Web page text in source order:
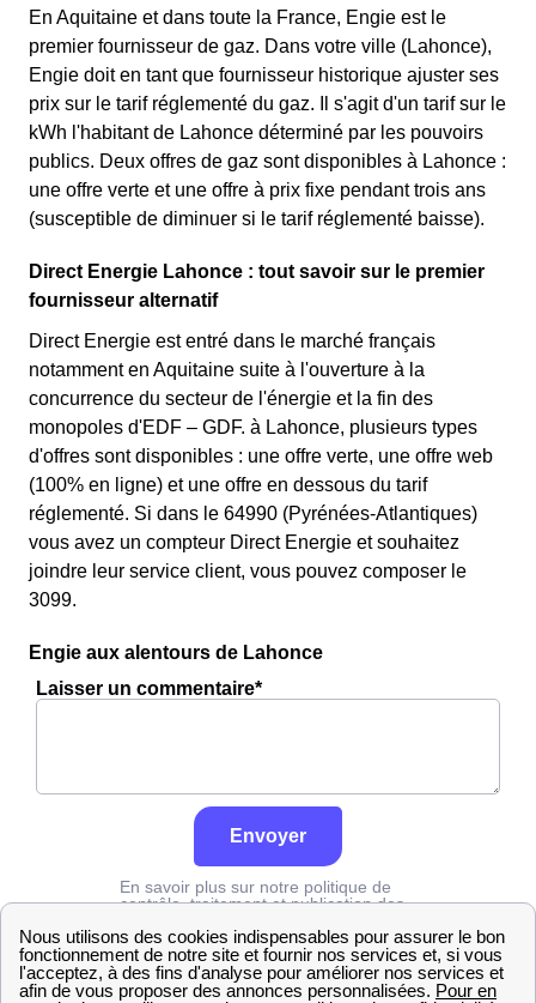
En Aquitaine et dans toute la France, Engie est le
premier fournisseur de gaz. Dans votre ville (Lahonce),
Engie doit en tant que fournisseur historique ajuster ses
prix sur le tarif réglementé du gaz. Il s'agit d'un tarif sur le
kWh l'habitant de Lahonce déterminé par les pouvoirs
publics. Deux offres de gaz sont disponibles à Lahonce :
une offre verte et une offre à prix fixe pendant trois ans
(susceptible de diminuer si le tarif réglementé baisse).
Direct Energie Lahonce : tout savoir sur le premier
fournisseur alternatif
Direct Energie est entré dans le marché français
notamment en Aquitaine suite à l'ouverture à la
concurrence du secteur de l'énergie et la fin des
monopoles d'EDF – GDF. à Lahonce, plusieurs types
d'offres sont disponibles : une offre verte, une offre web
(100% en ligne) et une offre en dessous du tarif
réglementé. Si dans le 64990 (Pyrénées-Atlantiques)
vous avez un compteur Direct Energie et souhaitez
joindre leur service client, vous pouvez composer le
3099.
Engie aux alentours de Lahonce
Laisser un commentaire*
Envoyer
En savoir plus sur notre politique de
contrôle, traitement et publication des
Engie Pyrénées-Atlantiques Lahonce